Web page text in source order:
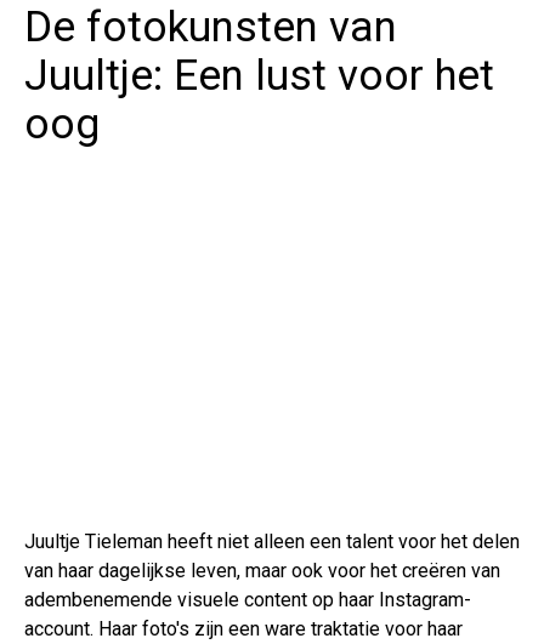
De fotokunsten van
Juultje: Een lust voor het
oog
Juultje Tieleman heeft niet alleen een talent voor het delen
van haar dagelijkse leven, maar ook voor het creëren van
adembenemende visuele content op haar Instagram-
account. Haar foto's zijn een ware traktatie voor haar